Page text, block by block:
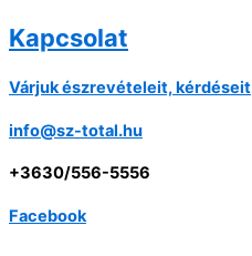
Kapcsolat
Várjuk észrevételeit, kérdéseit
info@sz-total.hu
+3630/556-5556
Facebook